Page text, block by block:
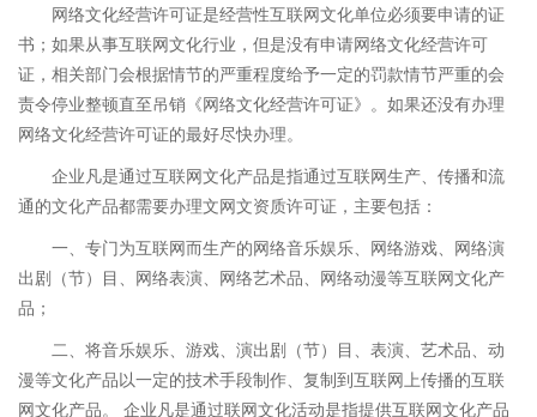
网络文化经营许可证是经营性互联网文化单位必须要申请的证
书；如果从事互联网文化行业，但是没有申请网络文化经营许可
证，相关部门会根据情节的严重程度给予一定的罚款情节严重的会
责令停业整顿直至吊销《网络文化经营许可证》。如果还没有办理
网络文化经营许可证的最好尽快办理。
企业凡是通过互联网文化产品是指通过互联网生产、传播和流
通的文化产品都需要办理文网文资质许可证，主要包括：
一、专门为互联网而生产的网络音乐娱乐、网络游戏、网络演
出剧（节）目、网络表演、网络艺术品、网络动漫等互联网文化产
品；
二、将音乐娱乐、游戏、演出剧（节）目、表演、艺术品、动
漫等文化产品以一定的技术手段制作、复制到互联网上传播的互联
网文化产品。 企业凡是通过联网文化活动是指提供互联网文化产品